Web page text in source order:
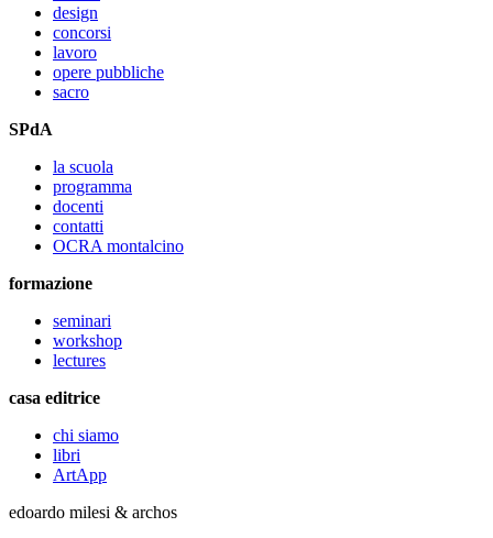
design
concorsi
lavoro
opere pubbliche
sacro
SPdA
la scuola
programma
docenti
contatti
OCRA montalcino
formazione
seminari
workshop
lectures
casa editrice
chi siamo
libri
ArtApp
edoardo milesi & archos